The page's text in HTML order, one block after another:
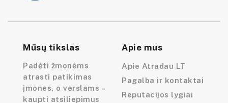
Mūsų tikslas
Padėti žmonėms
atrasti patikimas
įmones, o verslams –
kaupti atsiliepimus
Apie mus
Apie Atradau LT
Pagalba ir kontaktai
Reputacijos lygiai